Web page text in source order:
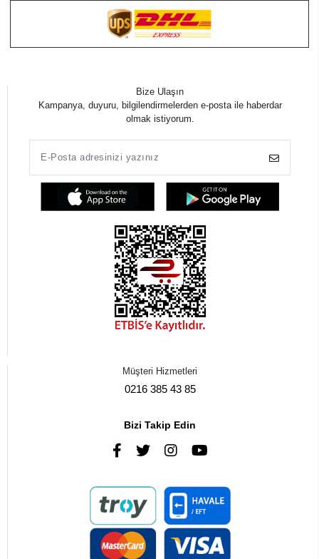
Bize Ulaşın
Kampanya, duyuru, bilgilendirmelerden e-posta ile haberdar
olmak istiyorum.
Müşteri Hizmetleri
0216 385 43 85
Bizi Takip Edin